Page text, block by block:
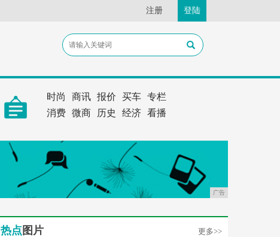
注册 登陆
时尚 商讯 报价 买车 专栏
消费 微商 历史 经济 看播
广告
热点 图片 更多>>